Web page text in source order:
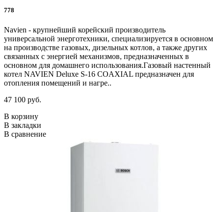
778
Navien - крупнейший корейский производитель
универсальной энерготехники, специализируется в основном
на производстве газовых, дизельных котлов, а также других
связанных с энергией механизмов, предназначенных в
основном для домашнего использования.Газовый настенный
котел NAVIEN Deluxe S-16 COAXIAL предназначен для
отопления помещений и нагре..
47 100 руб.
В корзину
В закладки
В сравнение